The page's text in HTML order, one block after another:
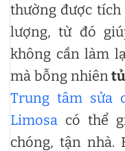
thường được
lượng, từ đó
không cần làm
mà bỗng nhiên
Trung tâm sửa
Limosa có thể
chóng, tận nhà.